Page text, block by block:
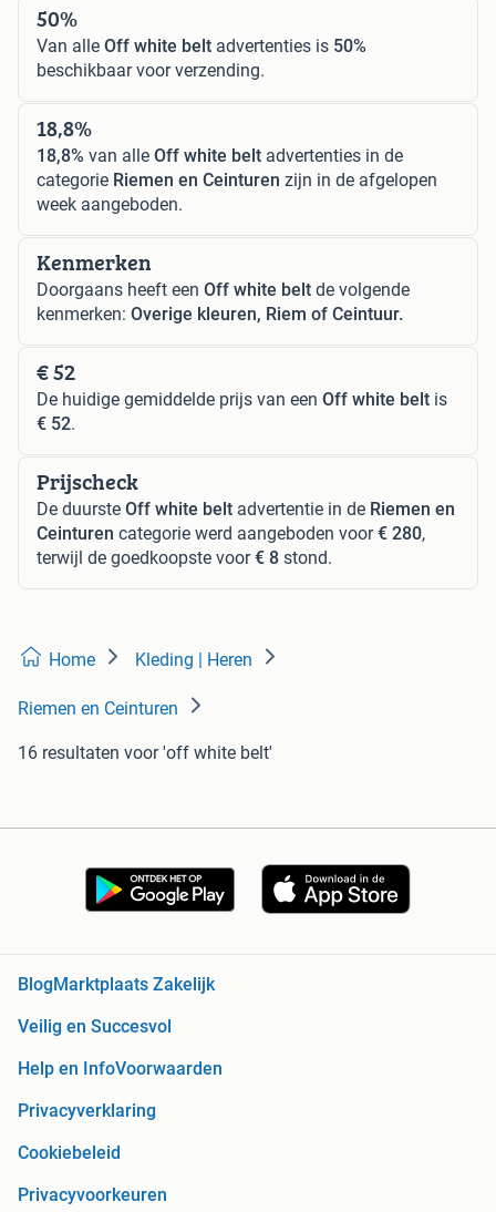
50%
Van alle Off white belt advertenties is 50%
beschikbaar voor verzending.
18,8%
18,8% van alle Off white belt advertenties in de
categorie Riemen en Ceinturen zijn in de afgelopen
week aangeboden.
Kenmerken
Doorgaans heeft een Off white belt de volgende
kenmerken: Overige kleuren, Riem of Ceintuur.
€ 52
De huidige gemiddelde prijs van een Off white belt is
€ 52.
Prijscheck
De duurste Off white belt advertentie in de Riemen en
Ceinturen categorie werd aangeboden voor€ 280,
terwijl de goedkoopste voor€ 8 stond.
Home Kleding | Heren
Riemen en Ceinturen
16 resultaten voor 'off white belt'
BlogMarktplaats Zakelijk
Veilig en Succesvol
Help en InfoVoorwaarden
Privacyverklaring
Cookiebeleid
Privacyvoorkeuren